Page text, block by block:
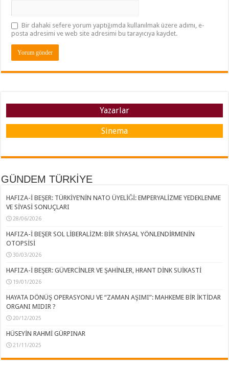
Bir dahaki sefere yorum yaptığımda kullanılmak üzere adımı, e-
posta adresimi ve web site adresimi bu tarayıcıya kaydet.
Yazarlar
Sinema
GÜNDEM TÜRKİYE
HAFIZA-İ BEŞER: TÜRKİYE’NİN NATO ÜYELİĞİ: EMPERYALİZME YEDEKLENME
VE SİYASİ SONUÇLARI
28/06/2026
HAFIZA-İ BEŞER SOL LİBERALİZM: BİR SİYASAL YÖNLENDİRMENİN
OTOPSİSİ
30/03/2026
HAFIZA-İ BEŞER: GÜVERCİNLER VE ŞAHİNLER, HRANT DİNK SUİKASTİ
19/01/2026
HAYATA DÖNÜŞ OPERASYONU VE “ZAMAN AŞIMI”: MAHKEME BİR İKTİDAR
ORGANI MIDIR ?
20/12/2025
HÜSEYİN RAHMİ GÜRPINAR
21/11/2025